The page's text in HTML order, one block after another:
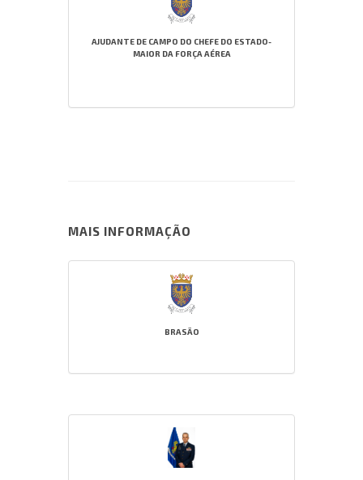
AJUDANTE DE CAMPO DO CHEFE DO ESTADO-
MAIOR DA FORÇA AÉREA
MAIS INFORMAÇÃO
BRASÃO